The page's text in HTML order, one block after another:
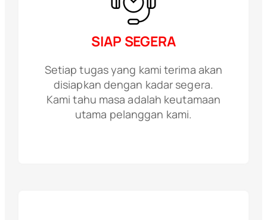
SIAP SEGERA
Setiap tugas yang kami terima akan
disiapkan dengan kadar segera.
Kami tahu masa adalah keutamaan
utama pelanggan kami.